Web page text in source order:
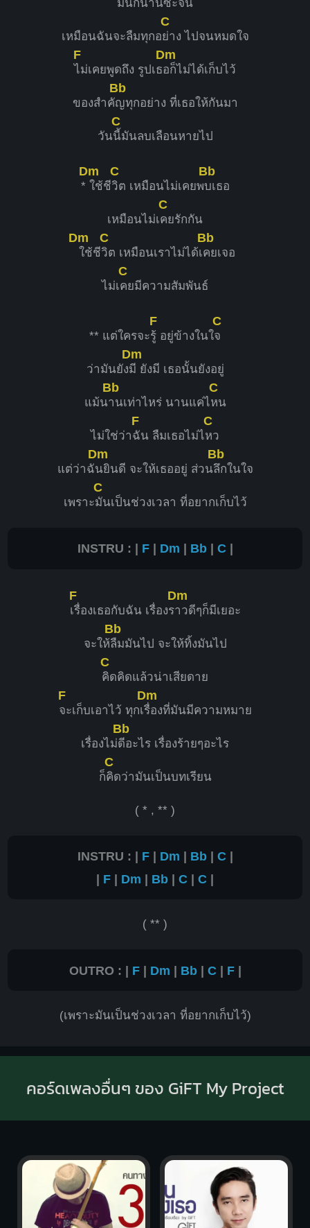
มันก็นานซะจน
เหมือนฉันจะลืมทุกอ
C
ย่าง ไปจนหมดใจ
F
ไม่เคยพูดถึง รูปเธ
Dm
อก็ไม่ได้เก็บไว้
ของสำคั
Bb
ญทุกอย่าง ที่เธอให้กันมา
วัน
C
นี้มันลบเลือนหายไป
*
Dm
ใช้ชี
C
วิต เหมือนไม่เคยพ
Bb
บเธอ
เหมือนไม่เ
C
คยรักกัน
Dm
ใช้ชี
C
วิต เหมือนเราไม่ได้เ
Bb
คยเจอ
ไม่เ
C
คยมีความสัมพันธ์
** แต่ใครจะ
F
รู้ อยู่ข้างในใ
C
จ
ว่ามันยัง
Dm
มี ยังมี เธอนั้นยังอยู่
แม้น
Bb
านเท่าไหร่ นานแค่ไ
C
หน
ไม่ใช่ว่า
F
ฉัน ลืมเธอไม่ไ
C
หว
แต่ว่าฉั
Dm
นยินดี จะให้เธออยู่ ส่วน
Bb
ลึกในใจ
เพราะ
C
มันเป็นช่วงเวลา ที่อยากเก็บไว้
INSTRU : | F| Dm | Bb| C |
F
เรื่องเธอกับฉัน เรื่องร
Dm
าวดีๆก็มีเยอะ
จะให้
Bb
ลืมมันไป จะให้ทิ้งมันไป
C
คิดคิดแล้วน่าเสียดาย
F
จะเก็บเอาไว้ ทุกเ
Dm
รื่องที่มันมีความหมาย
เรื่องไม่
Bb
ดีอะไร เรื่องร้ายๆอะไร
ก็
C
คิดว่ามันเป็นบทเรียน
( * , ** )
INSTRU : | F| Dm | Bb| C |
| F | Dm | Bb | C | C |
( ** )
OUTRO : | F| Dm | Bb| C | F|
(เพราะมันเป็นช่วงเวลา ที่อยากเก็บไว้)
คอร์ดเพลงอื่นๆ ของ GiFT My Project